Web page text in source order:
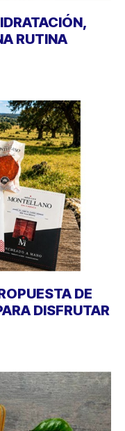
RUTINA
DE
DISFRUTAR